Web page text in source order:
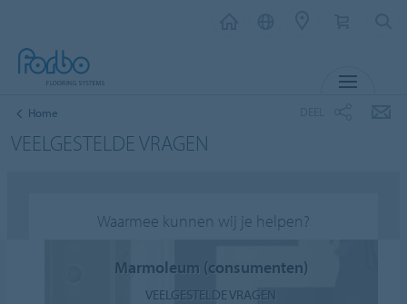
Home
VEELGESTELDE VRAGEN
Waarmee kunnen wij je helpen?
Marmoleum (consumenten)
VEELGESTELDE VRAGEN